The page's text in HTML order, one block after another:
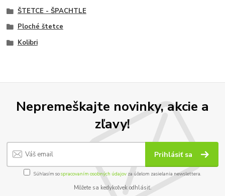
ŠTETCE - ŠPACHTLE
Ploché štetce
Kolibri
Nepremeškajte novinky, akcie a
zľavy!
Prihlásiť sa
Súhlasím sospracovaním osobných údajov za účelom zasielania newslettera.
Môžete sa kedykoľvek odhlásiť.